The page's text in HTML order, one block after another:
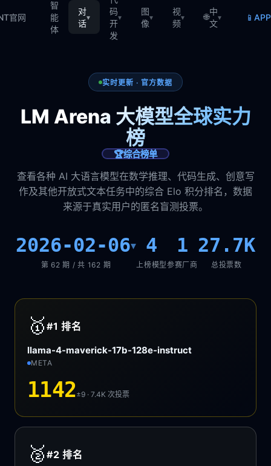
官网
智
能
体
对
话
▾
码
开
发
▾
图
像
▾
视
频
▾ 🌐
中
文
▾ 📱
实时更新 · 官方数据
LM Arena 大模型全球实力
榜
🏆综合榜单
查看各种 AI 大语言模型在数学推理、代码生成、创意写
作及其他开放式文本任务中的综合 Elo 积分排名，数据
来源于真实用户的匿名盲测投票。
2026-02-06▾
第 62 期 / 共 162 期
4
上榜模型
1
参赛厂商
27.7K
总投票数
🥇 #1排名
llama-4-maverick-17b-128e-instruct
META
1142±9 · 7.4K次投票
🥈 #2排名